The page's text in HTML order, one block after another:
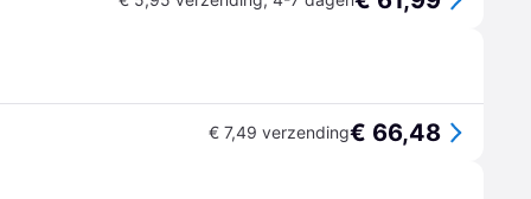
€ 7,49 verzending€ 66,48